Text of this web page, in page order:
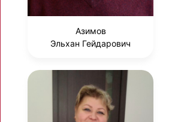
Азимов
Эльхан Гейдарович